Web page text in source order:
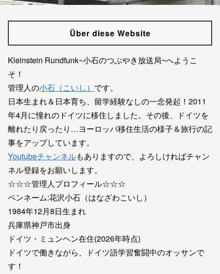
Über diese Website
Kleinstein Rundfunk~小石のつぶやき放送局~へようこ
そ！
管理人の小石（こいし） です。
日本生まれ＆日本育ち、留学経験なしの一念発起！2011
年4月に憧れのドイツに移住しました。その後、ドイツを
離れたり戻ったり…ヨーロッパ移住生活の様子＆旅行の記
事をアップしています。
Youtubeチャンネルもありますので、よろしければチャン
ネル登録をお願いします。
☆☆☆管理人プロフィール☆☆☆
ペンネーム:花沢小石（はなざわこいし）
1984年12月8日生まれ
兵庫県神戸市出身
ドイツ・ミュンヘン在住(2026年時点)
ドイツで働きながら、ドイツ語学習奮闘中のオッサンで
す！